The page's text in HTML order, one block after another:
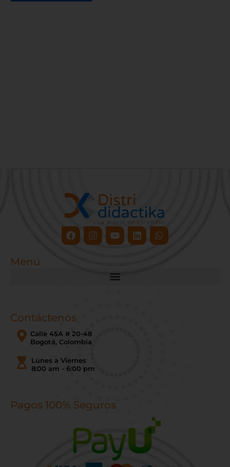
FacebookInstagram
YoutubeLinkedinWhatsapp
Menú
Contáctenos
Calle 45A # 20-48
Bogotá, Colombia
Lunes a Viernes
8:00 am - 6:00 pm
Pagos 100% Seguros